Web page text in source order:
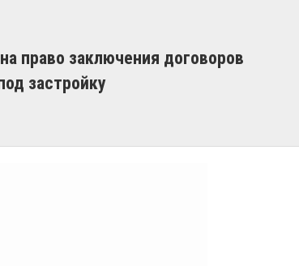
право заключения договоров
застройку